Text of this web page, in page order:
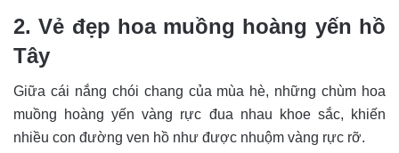
2. Vẻ đẹp hoa muồng hoàng yến hồ
Tây
Giữa cái nắng chói chang của mùa hè, những chùm hoa
muồng hoàng yến vàng rực đua nhau khoe sắc, khiến
nhiều con đường ven hồ như được nhuộm vàng rực rỡ.